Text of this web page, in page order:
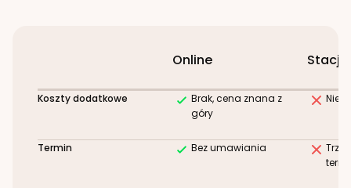
Online
Koszty dodatkowe
Brak, cena znana z
góry
Termin Bez umawiania